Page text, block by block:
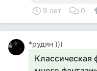
9 лет 0
*рудян )))
Классическая